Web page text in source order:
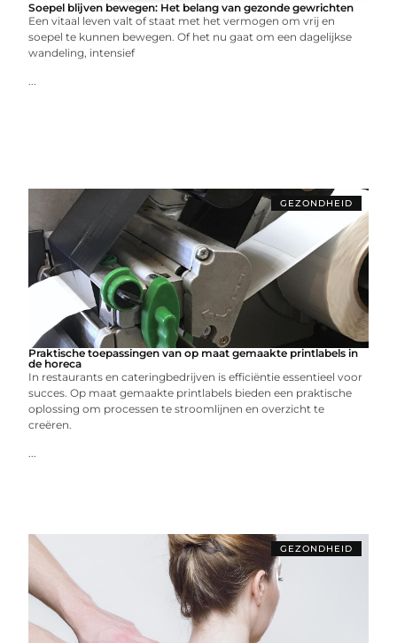
Soepel blijven bewegen: Het belang van gezonde gewrichten
Een vitaal leven valt of staat met het vermogen om vrij en
soepel te kunnen bewegen. Of het nu gaat om een dagelijkse
wandeling, intensief
...
GEZONDHEID
Praktische toepassingen van op maat gemaakte printlabels in
de horeca
In restaurants en cateringbedrijven is efficiëntie essentieel voor
succes. Op maat gemaakte printlabels bieden een praktische
oplossing om processen te stroomlijnen en overzicht te
creëren.
...
GEZONDHEID